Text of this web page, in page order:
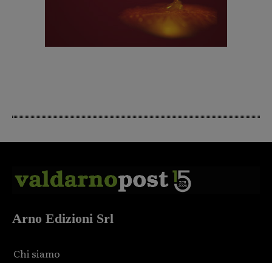
Arno Edizioni Srl
Chi siamo